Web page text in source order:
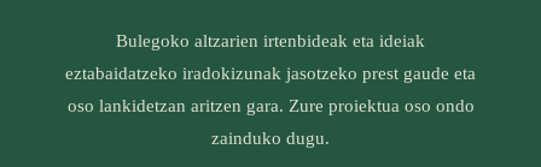
Bulegoko altzarien irtenbideak eta ideiak
eztabaidatzeko iradokizunak jasotzeko prest gaude eta
oso lankidetzan aritzen gara. Zure proiektua oso ondo
zainduko dugu.